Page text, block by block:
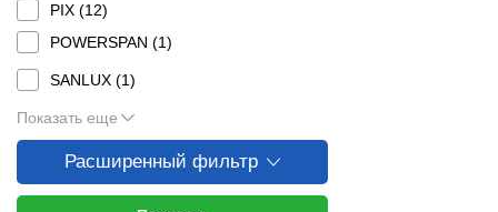
PIX (12)
POWERSPAN (1)
SANLUX (1)
Показать еще
Расширенный фильтр